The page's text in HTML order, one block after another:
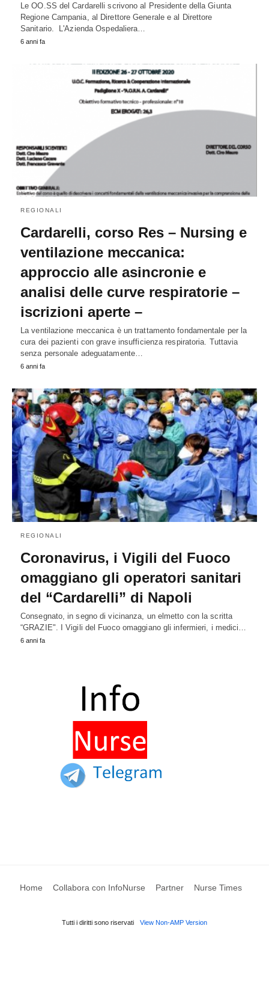
Le OO.SS del Cardarelli scrivono al Presidente della Giunta
Regione Campania, al Direttore Generale e al Direttore
Sanitario. L'Azienda Ospedaliera…
6 anni fa
REGIONALI
Cardarelli, corso Res – Nursing e
ventilazione meccanica:
approccio alle asincronie e
analisi delle curve respiratorie –
iscrizioni aperte –
La ventilazione meccanica è un trattamento fondamentale per la
cura dei pazienti con grave insufficienza respiratoria. Tuttavia
senza personale adeguatamente…
6 anni fa
REGIONALI
Coronavirus, i Vigili del Fuoco
omaggiano gli operatori sanitari
del “Cardarelli” di Napoli
Consegnato, in segno di vicinanza, un elmetto con la scritta
“GRAZIE". I Vigili del Fuoco omaggiano gli infermieri, i medici…
6 anni fa
Home Collabora con InfoNurse Partner Nurse Times
Tutti i diritti sono riservati View Non-AMP Version